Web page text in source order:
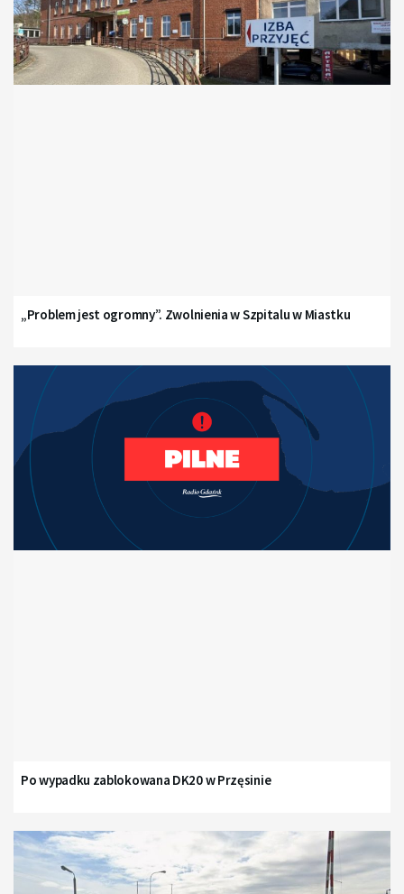
„Problem jest ogromny”. Zwolnienia w Szpitalu w Miastku
Po wypadku zablokowana DK20 w Przęsinie